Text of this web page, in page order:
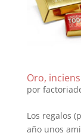
Oro,
por
Los regalos
año unos